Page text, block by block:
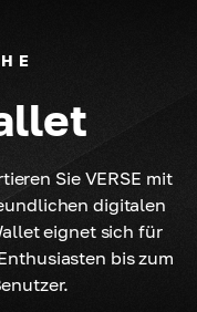
Sie VERSE mit
digitalen
eignet sich für
bis zum